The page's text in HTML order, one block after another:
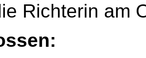
Richterin am